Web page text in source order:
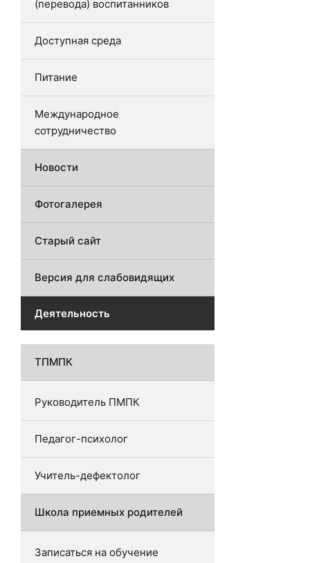
(перевода) воспитанников
Доступная среда
Питание
Международное
сотрудничество
Новости
Фотогалерея
Старый сайт
Версия для слабовидящих
Деятельность
ТПМПК
Руководитель ПМПК
Педагог-психолог
Учитель-дефектолог
Школа приемных родителей
Записаться на обучение